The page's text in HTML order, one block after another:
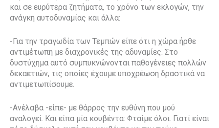
και σε ευρύτερα ζητήματα, το χρόνο των εκλογών, την
ανάγκη αυτοδυναμίας και άλλα:
-Για την τραγωδία των Τεμπών είπε ότι η χώρα ήρθε
αντιμέτωπη με διαχρονικές της αδυναμίες. Στο
δυστύχημα αυτό συμπυκνώνονται παθογένειες πολλών
δεκαετιών, τις οποίες έχουμε υποχρέωση δραστικά να
αντιμετωπίσουμε.
-Ανέλαβα -είπε- με θάρρος την ευθύνη που μού
αναλογεί. Και είπα μία κουβέντα: Φταίμε όλοι. Γιατί είναι